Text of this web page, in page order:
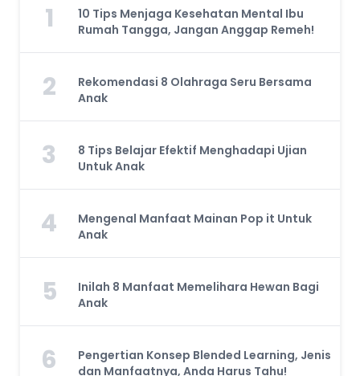
1
10 Tips Menjaga Kesehatan Mental Ibu
Rumah Tangga, Jangan Anggap Remeh!
2
Rekomendasi 8 Olahraga Seru Bersama
Anak
3
8 Tips Belajar Efektif Menghadapi Ujian
Untuk Anak
4
Mengenal Manfaat Mainan Pop it Untuk
Anak
5
Inilah 8 Manfaat Memelihara Hewan Bagi
Anak
6
Pengertian Konsep Blended Learning, Jenis
dan Manfaatnya, Anda Harus Tahu!